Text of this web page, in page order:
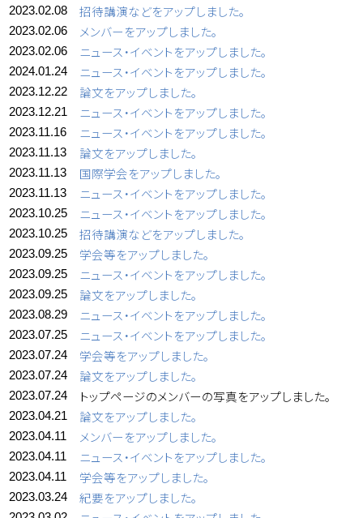
2023.02.08 招待講演などをアップしました。
2023.02.06 メンバーをアップしました。
2023.02.06 ニュース・イベントをアップしました。
2024.01.24 ニュース・イベントをアップしました。
2023.12.22 論文をアップしました。
2023.12.21 ニュース・イベントをアップしました。
2023.11.16 ニュース・イベントをアップしました。
2023.11.13 論文をアップしました。
2023.11.13 国際学会をアップしました。
2023.11.13 ニュース・イベントをアップしました。
2023.10.25 ニュース・イベントをアップしました。
2023.10.25 招待講演などをアップしました。
2023.09.25 学会等をアップしました。
2023.09.25 ニュース・イベントをアップしました。
2023.09.25 論文をアップしました。
2023.08.29 ニュース・イベントをアップしました。
2023.07.25 ニュース・イベントをアップしました。
2023.07.24 学会等をアップしました。
2023.07.24 論文をアップしました。
2023.07.24 トップページのメンバーの写真をアップしました。
2023.04.21 論文をアップしました。
2023.04.11 メンバーをアップしました。
2023.04.11 ニュース・イベントをアップしました。
2023.04.11 学会等をアップしました。
2023.03.24 紀要をアップしました。